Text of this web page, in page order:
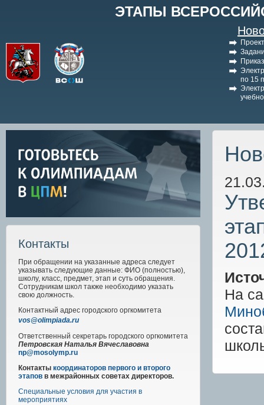
ЭТАПЫ
по 15
Контакты
При обращении на указанные адреса следует
указывать следующие данные: ФИО (полностью),
школу, класс, предмет, этап и суть обращения.
Сотрудникам школ также необходимо указать
свою должность.
Контактный адрес городского оргкомитета
vos@olimpiada.ru
Ответственный секретарь городского оргкомитета
Петровская Наталья Вячеславовна
np@mosolymp.ru
Контакты координаторов первого и второго
этапов в межрайонных советах директоров.
Специальные условия для участия в
мероприятиях
На